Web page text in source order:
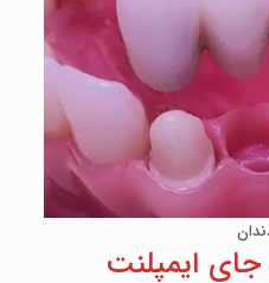
جای ایمپلنت